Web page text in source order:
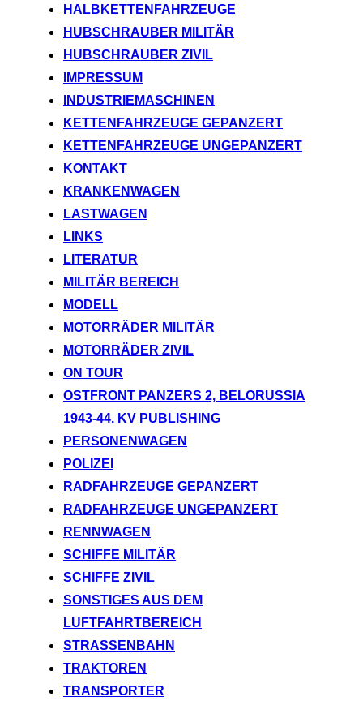
HALBKETTENFAHRZEUGE
HUBSCHRAUBER MILITÄR
HUBSCHRAUBER ZIVIL
IMPRESSUM
INDUSTRIEMASCHINEN
KETTENFAHRZEUGE GEPANZERT
KETTENFAHRZEUGE UNGEPANZERT
KONTAKT
KRANKENWAGEN
LASTWAGEN
LINKS
LITERATUR
MILITÄR BEREICH
MODELL
MOTORRÄDER MILITÄR
MOTORRÄDER ZIVIL
ON TOUR
OSTFRONT PANZERS 2, BELORUSSIA
1943-44. KV PUBLISHING
PERSONENWAGEN
POLIZEI
RADFAHRZEUGE GEPANZERT
RADFAHRZEUGE UNGEPANZERT
RENNWAGEN
SCHIFFE MILITÄR
SCHIFFE ZIVIL
SONSTIGES AUS DEM
LUFTFAHRTBEREICH
STRASSENBAHN
TRAKTOREN
TRANSPORTER